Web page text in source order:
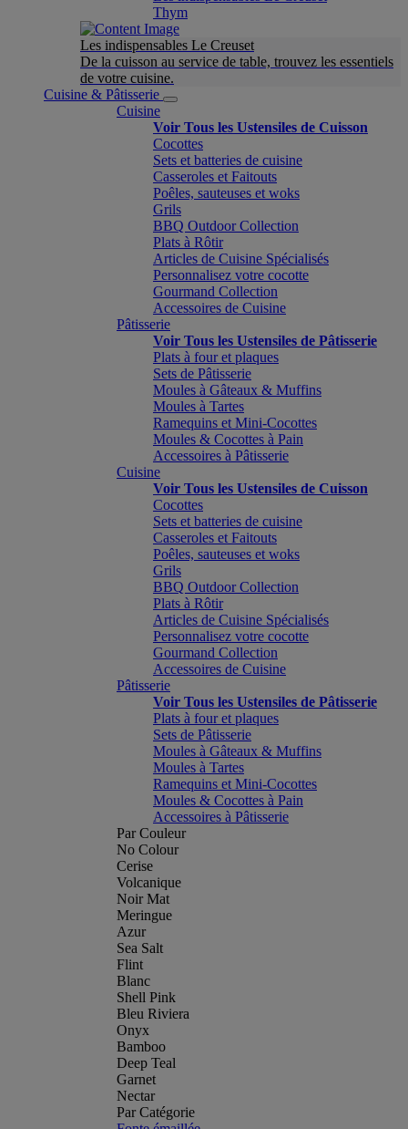
Thym
Les indispensables Le Creuset
De la cuisson au service de table, trouvez les essentiels
de votre cuisine.
Cuisine & Pâtisserie
Cuisine
Voir Tous les Ustensiles de Cuisson
Cocottes
Sets et batteries de cuisine
Casseroles et Faitouts
Poêles, sauteuses et woks
Grils
BBQ Outdoor Collection
Plats à Rôtir
Articles de Cuisine Spécialisés
Personnalisez votre cocotte
Gourmand Collection
Accessoires de Cuisine
Pâtisserie
Voir Tous les Ustensiles de Pâtisserie
Plats à four et plaques
Sets de Pâtisserie
Moules à Gâteaux & Muffins
Moules à Tartes
Ramequins et Mini-Cocottes
Moules & Cocottes à Pain
Accessoires à Pâtisserie
Cuisine
Voir Tous les Ustensiles de Cuisson
Cocottes
Sets et batteries de cuisine
Casseroles et Faitouts
Poêles, sauteuses et woks
Grils
BBQ Outdoor Collection
Plats à Rôtir
Articles de Cuisine Spécialisés
Personnalisez votre cocotte
Gourmand Collection
Accessoires de Cuisine
Pâtisserie
Voir Tous les Ustensiles de Pâtisserie
Plats à four et plaques
Sets de Pâtisserie
Moules à Gâteaux & Muffins
Moules à Tartes
Ramequins et Mini-Cocottes
Moules & Cocottes à Pain
Accessoires à Pâtisserie
Par Couleur
No Colour
Cerise
Volcanique
Noir Mat
Meringue
Azur
Sea Salt
Flint
Blanc
Shell Pink
Bleu Riviera
Onyx
Bamboo
Deep Teal
Garnet
Nectar
Par Catégorie